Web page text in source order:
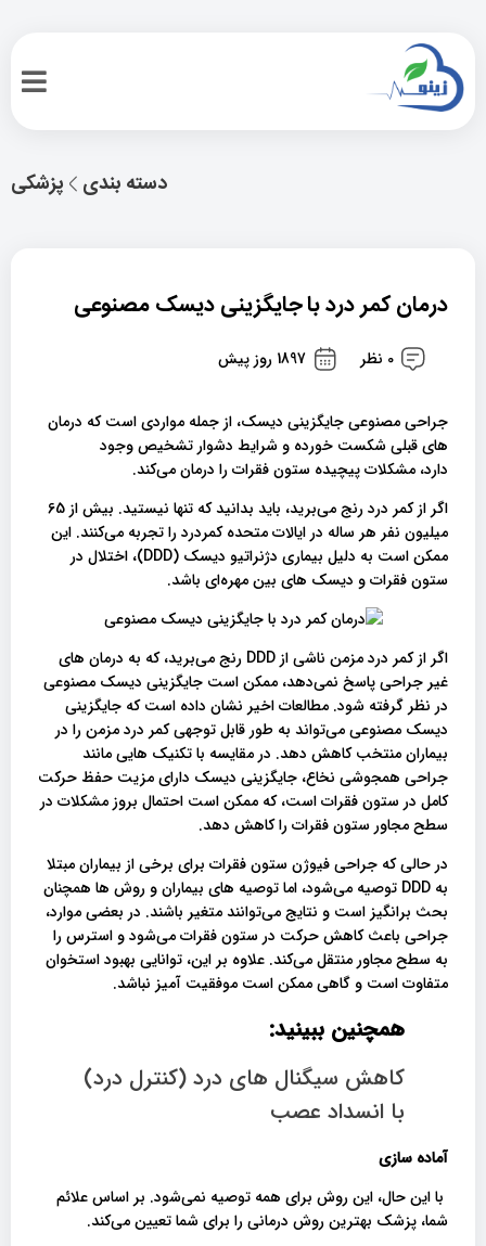
پزشکی دسته بندی
درمان کمر درد با جایگزینی دیسک مصنوعی
0 نظر 1897 روز پیش
جراحی مصنوعی جایگزینی دیسک، از جمله مواردی است که درمان
های قبلی شکست خورده و شرایط دشوار تشخیص وجود
دارد، مشکلات پیچیده ستون فقرات را درمان می‌کند.
اگر از کمر درد رنج می‌برید، باید بدانید که تنها نیستید. بیش از 65
میلیون نفر هر ساله در ایالات متحده کمردرد را تجربه می‌کنند. این
ممکن است به دلیل بیماری دژنراتیو دیسک (DDD)، اختلال در
ستون فقرات و دیسک های بین مهره‌ای باشد.
اگر از کمر درد مزمن ناشی از DDD رنج می‌برید، که به درمان های
غیر جراحی پاسخ نمی‌دهد، ممکن است جایگزینی دیسک مصنوعی
در نظر گرفته شود. مطالعات اخیر نشان داده است که جایگزینی
دیسک مصنوعی می‌تواند به طور قابل توجهی کمر درد مزمن را در
بیماران منتخب کاهش دهد. در مقایسه با تکنیک هایی مانند
جراحی همجوشی نخاع، جایگزینی دیسک دارای مزیت حفظ حرکت
کامل در ستون فقرات است، که ممکن است احتمال بروز مشکلات در
سطح مجاور ستون فقرات را کاهش دهد.
در حالی که جراحی فیوژن ستون فقرات برای برخی از بیماران مبتلا
به DDD توصیه می‌شود، اما توصیه های بیماران و روش ها همچنان
بحث برانگیز است و نتایج می‌توانند متغیر باشند. در بعضی موارد،
جراحی باعث کاهش حرکت در ستون فقرات می‌شود و استرس را
به سطح مجاور منتقل می‌کند. علاوه بر این، توانایی بهبود استخوان
متفاوت است و گاهی ممکن است موفقیت آمیز نباشد.
همچنین ببینید:
کاهش سیگنال های درد (کنترل درد)
با انسداد عصب
آماده سازی
با این حال، این روش برای همه توصیه نمی‌شود. بر اساس علائم
شما، پزشک بهترین روش درمانی را برای شما تعیین می‌کند.